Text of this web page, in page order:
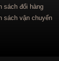
sách đổi hàng
sách vận chuyển